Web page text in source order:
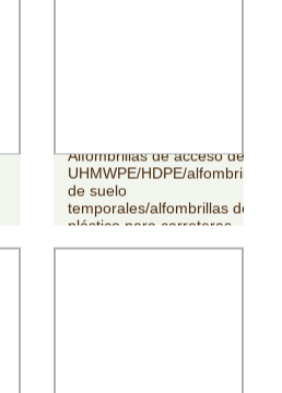
Alfombrillas de acceso de
UHMWPE/HDPE/alfombrillas
de suelo
temporales/alfombrillas de
plástico para carreteras